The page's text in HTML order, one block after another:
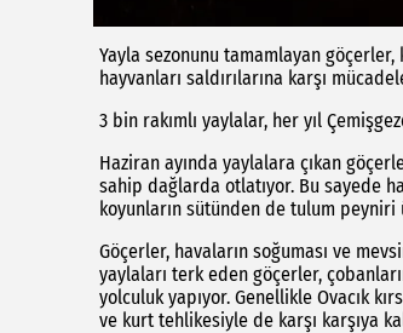
Yayla sezonunu tamamlayan
hayvanları saldırılarına karşı
3 bin rakımlı yaylalar, her yıl
Haziran ayında yaylalara çıkan
sahip dağlarda otlatıyor. Bu sayede
koyunların sütünden de tulum peyniri
Göçerler, havaların soğuması ve
yaylaları terk eden göçerler,
yolculuk yapıyor. Genellikle Ovacık
ve kurt tehlikesiyle de karşı karşıya